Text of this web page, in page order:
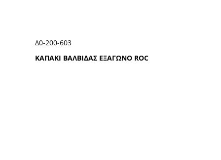
RΟC ΚΑΠΑΚΙ ΒΑΛΒΙΔΑΣ